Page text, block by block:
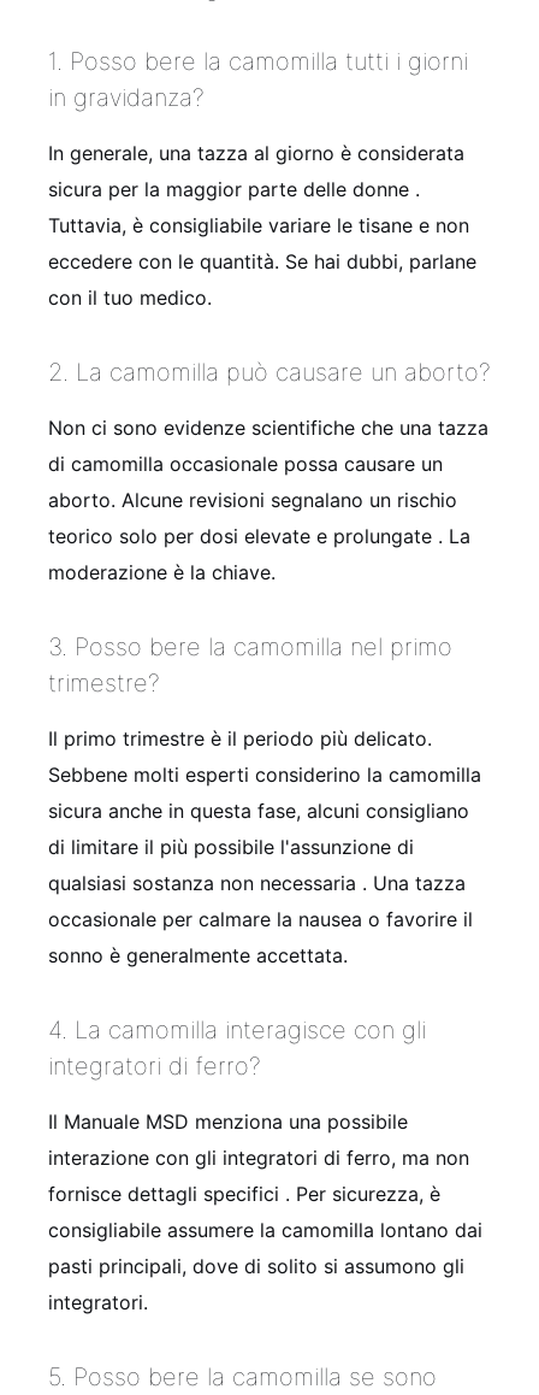
1. Posso bere la camomilla tutti i giorni
in gravidanza?
In generale, una tazza al giorno è considerata
sicura per la maggior parte delle donne .
Tuttavia, è consigliabile variare le tisane e non
eccedere con le quantità. Se hai dubbi, parlane
con il tuo medico.
2. La camomilla può causare un aborto?
Non ci sono evidenze scientifiche che una tazza
di camomilla occasionale possa causare un
aborto. Alcune revisioni segnalano un rischio
teorico solo per dosi elevate e prolungate . La
moderazione è la chiave.
3. Posso bere la camomilla nel primo
trimestre?
Il primo trimestre è il periodo più delicato.
Sebbene molti esperti considerino la camomilla
sicura anche in questa fase, alcuni consigliano
di limitare il più possibile l'assunzione di
qualsiasi sostanza non necessaria . Una tazza
occasionale per calmare la nausea o favorire il
sonno è generalmente accettata.
4. La camomilla interagisce con gli
integratori di ferro?
Il Manuale MSD menziona una possibile
interazione con gli integratori di ferro, ma non
fornisce dettagli specifici . Per sicurezza, è
consigliabile assumere la camomilla lontano dai
pasti principali, dove di solito si assumono gli
integratori.
5. Posso bere la camomilla se sono